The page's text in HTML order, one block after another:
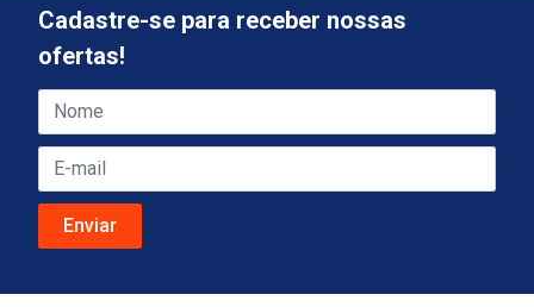
Cadastre-se para receber nossas
ofertas!